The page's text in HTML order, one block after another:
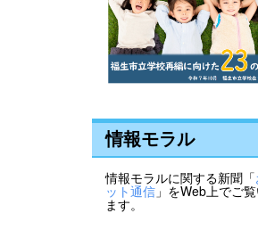
情報モラル
情報モラルに関する新聞「
ット通信 」をWeb上でご
ます。